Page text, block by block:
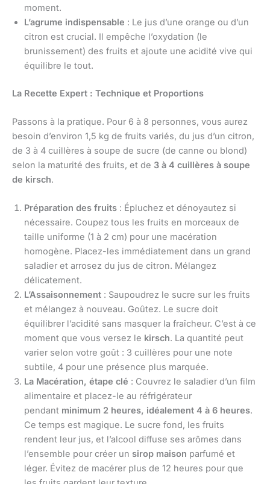
moment.
L’agrume indispensable : Le jus d’une orange ou d’un
citron est crucial. Il empêche l’oxydation (le
brunissement) des fruits et ajoute une acidité vive qui
équilibre le tout.
La Recette Expert : Technique et Proportions
Passons à la pratique. Pour 6 à 8 personnes, vous aurez
besoin d’environ 1,5 kg de fruits variés, du jus d’un citron,
de 3 à 4 cuillères à soupe de sucre (de canne ou blond)
selon la maturité des fruits, et de 3 à 4 cuillères à soupe
de kirsch.
Préparation des fruits : Épluchez et dénoyautez si
nécessaire. Coupez tous les fruits en morceaux de
taille uniforme (1 à 2 cm) pour une macération
homogène. Placez-les immédiatement dans un grand
saladier et arrosez du jus de citron. Mélangez
délicatement.
L’Assaisonnement : Saupoudrez le sucre sur les fruits
et mélangez à nouveau. Goûtez. Le sucre doit
équilibrer l’acidité sans masquer la fraîcheur. C’est à ce
moment que vous versez le kirsch. La quantité peut
varier selon votre goût : 3 cuillères pour une note
subtile, 4 pour une présence plus marquée.
La Macération, étape clé : Couvrez le saladier d’un film
alimentaire et placez-le au réfrigérateur
pendant minimum 2 heures, idéalement 4 à 6 heures.
Ce temps est magique. Le sucre fond, les fruits
rendent leur jus, et l’alcool diffuse ses arômes dans
l’ensemble pour créer un sirop maison parfumé et
léger. Évitez de macérer plus de 12 heures pour que